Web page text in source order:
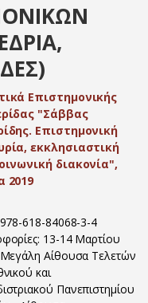
Επιστημονικής
"Σάββας
Επιστημονική
εκκλησιαστική
διακονία",
2019
618-84068-3-4
13-14 Μαρτίου
Αίθουσα Τελετών
και
Πανεπιστημίου